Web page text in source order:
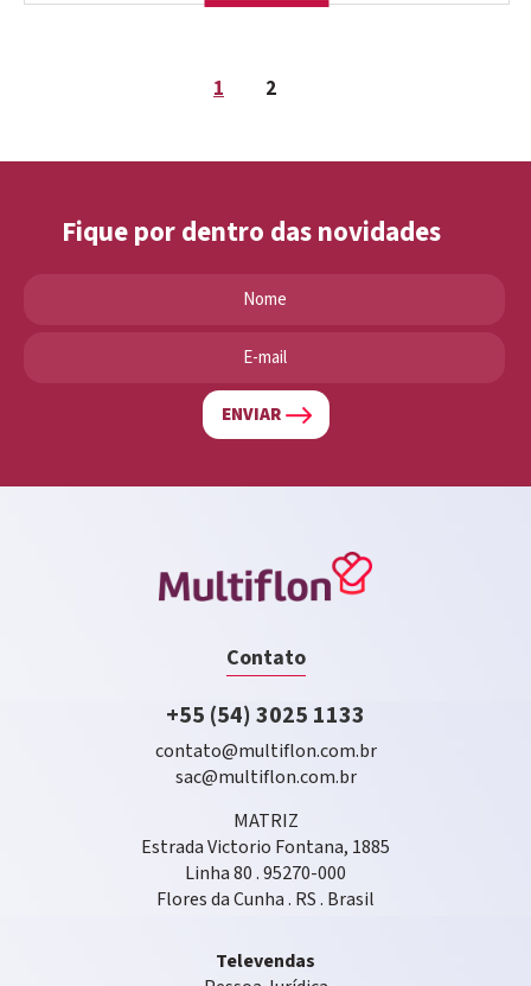
1 2
Fique por dentro das novidades
ENVIAR
Contato
+55 (54) 3025 1133
contato@multiflon.com.br
sac@multiflon.com.br
MATRIZ
Estrada Victorio Fontana, 1885
Linha 80 . 95270-000
Flores da Cunha . RS . Brasil
Televendas